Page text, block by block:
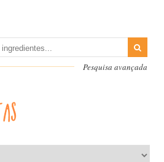
Pesquisa avançada